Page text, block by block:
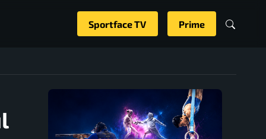
Sportface TV Prime